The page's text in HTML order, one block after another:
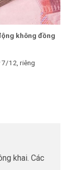
không đồng
7/12, riêng
khai. Các